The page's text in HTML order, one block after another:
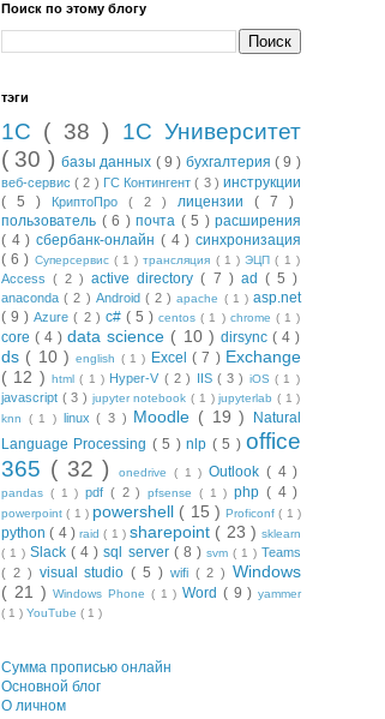
Поиск по этому блогу
тэги
1С ( 38 ) 1С Университет
( 30 ) базы данных ( 9 ) бухгалтерия( 9 )
веб-сервис( 2 ) ГС Контингент( 3 )инструкции
( 5 )
КриптоПро ( 2 ) лицензии ( 7 )
пользователь ( 6 ) почта ( 5 ) расширения
( 4 )сбербанк-онлайн ( 4 )синхронизация
( 6 ) Суперсервис ( 1 )трансляция ( 1 )ЭЦП( 1 )
Access( 2 )active directory( 7 ) ad ( 5 )
anaconda( 2 ) Android ( 2 )apache ( 1 )asp.net
( 9 )Azure( 2 ) c# ( 5 )centos( 1 ) chrome ( 1 )
core( 4 )data science ( 10 ) dirsync ( 4 )
ds ( 10 )english ( 1 ) Excel( 7 ) Exchange
( 12 )
html( 1 ) Hyper-V ( 2 ) IIS ( 3 ) iOS( 1 )
javascript ( 3 ) jupyter notebook( 1 )jupyterlab ( 1 )
knn ( 1 ) linux( 3 ) Moodle ( 19 )
Natural
Language Processing ( 5 )nlp ( 5 )office
365 ( 32 ) onedrive ( 1 ) Outlook ( 4 )
pandas ( 1 ) pdf ( 2 ) pfsense ( 1 ) php ( 4 )
powerpoint( 1 ) powershell ( 15 ) Proficonf( 1 )
python( 4 ) raid( 1 ) sharepoint ( 23 ) sklearn
( 1 )Slack( 4 )sql server ( 8 ) svm ( 1 ) Teams
( 2 ) visual studio( 5 ) wifi ( 2 )Windows
( 21 )Windows Phone ( 1 ) Word ( 9 ) yammer
( 1 ) YouTube ( 1 )
Сумма прописью онлайн
Основной блог
О личном